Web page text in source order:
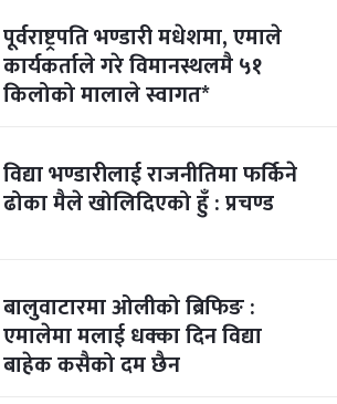
पूर्वराष्ट्रपति भण्डारी मधेशमा, एमाले
कार्यकर्ताले गरे विमानस्थलमै ५१
किलोको मालाले स्वागत*
विद्या भण्डारीलाई राजनीतिमा फर्किने
ढोका मैले खोलिदिएको हुँ : प्रचण्ड
बालुवाटारमा ओलीको ब्रिफिङ :
एमालेमा मलाई धक्का दिन विद्या
बाहेक कसैको दम छैन